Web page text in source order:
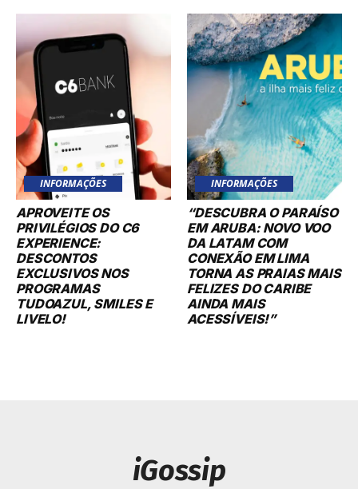
INFORMAÇÕES
APROVEITE OS
PRIVILÉGIOS DO C6
EXPERIENCE:
DESCONTOS
EXCLUSIVOS NOS
PROGRAMAS
TUDOAZUL, SMILES E
LIVELO!
INFORMAÇÕES
“DESCUBRA O PARAÍSO
EM ARUBA: NOVO VOO
DA LATAM COM
CONEXÃO EM LIMA
TORNA AS PRAIAS MAIS
FELIZES DO CARIBE
AINDA MAIS
ACESSÍVEIS!”
iGossip